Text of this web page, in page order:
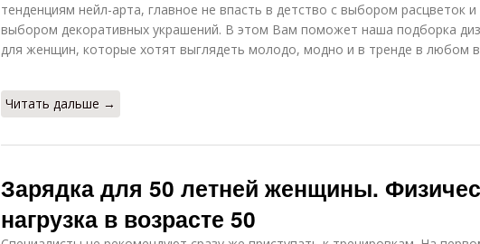
тенденциям нейл-арта, главное не впасть в детство с выбором расцветок
выбором декоративных украшений. В этом Вам поможет наша подборка
для женщин, которые хотят выглядеть молодо, модно и в тренде в любом
Читать дальше →
Зарядка для 50 летней женщины.
нагрузка в возрасте 50